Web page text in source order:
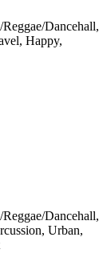
Dancehall,
Happy,
Dancehall,
Urban,